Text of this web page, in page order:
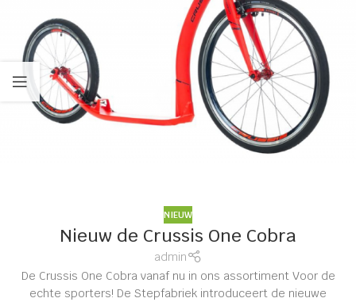
NIEUW
Nieuw de Crussis One Cobra
admin
De Crussis One Cobra vanaf nu in ons assortiment Voor de
echte sporters! De Stepfabriek introduceert de nieuwe